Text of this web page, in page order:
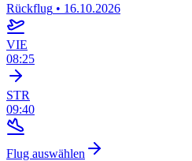
Rückflug • 16.10.2026
VIE
08:25
STR
09:40
Flug auswählen